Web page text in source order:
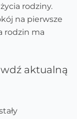
rodziny.
na pierwsze
rodzin ma
aktualną